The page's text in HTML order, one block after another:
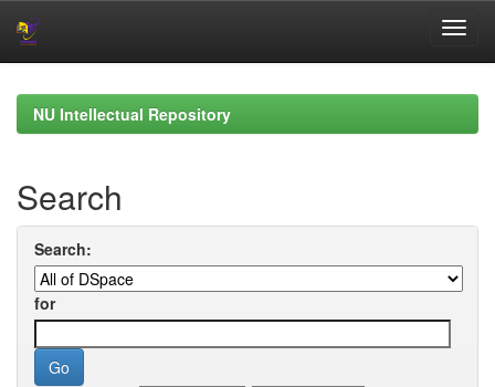
navigationNU Intellectual Repository
Search
Search:
for